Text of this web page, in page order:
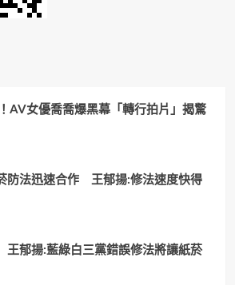
AV女優喬喬爆黑幕「轉行拍片」揭驚
防法迅速合作 王郁揚:修法速度快得
郁揚:藍綠白三黨錯誤修法將讓紙菸